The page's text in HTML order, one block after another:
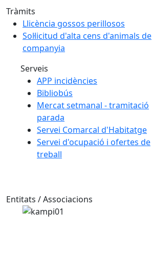
Tràmits
Llicència gossos perillosos
Sol·licitud d'alta cens d'animals de
companyia
Serveis
APP incidències
Bibliobús
Mercat setmanal - tramitació
parada
Servei Comarcal d'Habitatge
Servei d'ocupació i ofertes de
treball
Entitats / Associacions